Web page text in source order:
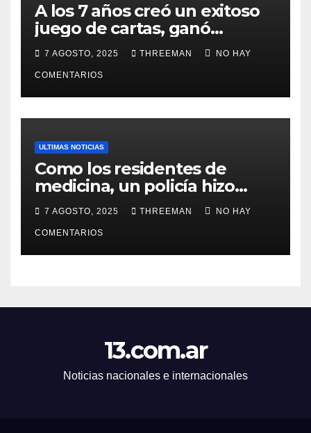
A los 7 años creó un exitoso
juego de cartas, ganó
millones y ahora vendió la
idea para cumplir su sueño
7 AGOSTO, 2025 THREEMAN NO HAY
COMENTARIOS
ULTIMAS NOTICIAS
Como los residentes de
medicina, un policía hizo
trampa en un examen para
obtener un ascenso en Santa
Fe y fue suspendido
7 AGOSTO, 2025 THREEMAN NO HAY
COMENTARIOS
13.com.ar
Noticias nacionales e internacionales